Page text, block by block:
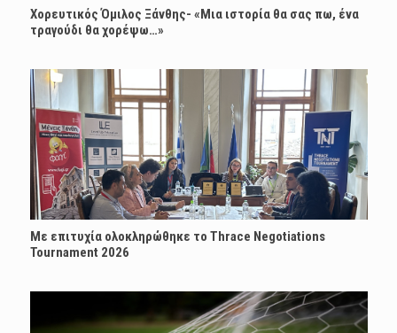
Χορευτικός Όμιλος Ξάνθης- «Mια ιστορία θα σας πω, ένα
τραγούδι θα χορέψω…»
Με επιτυχία ολοκληρώθηκε το Thrace Negotiations
Tournament 2026